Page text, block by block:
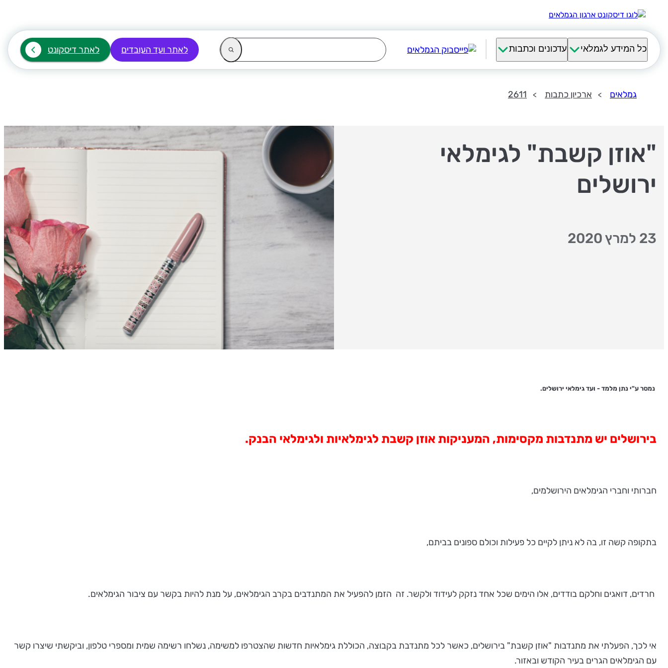
כל המידע לגמלאי עדכונים וכתבות לאתר ועד העובדים לאתר דיסקונט
גמלאים ארכיון כתבות 2611
"אוזן קשבת" לגימלאי
ירושלים
23 למרץ 2020
נמסר ע"י נתן מלמד - ועד גימלאי ירושלים.
בירושלים יש מתנדבות מקסימות, המעניקות אוזן קשבת לגימלאיות ולגימלאי הבנק.
חברותי וחברי הגימלאים הירושלמים,
בתקופה קשה זו, בה לא ניתן לקיים כל פעילות וכולם ספונים בביתם,
חרדים, דואגים וחלקם בודדים, אלו הימים שכל אחד נזקק לעידוד ולקשר. זה הזמן להפעיל את המתנדבים בקרב הגימלאים, על מנת להיות בקשר עם ציבור הגימלאים.
אי לכך, הפעלתי את מתנדבות "אוזן קשבת" בירושלים, כאשר לכל מתנדבת בקבוצה, הכוללת גימלאיות חדשות שהצטרפו למשימה, נשלחו רשימה שמית ומספרי טלפון, וביקשתי שיצרו קשר
עם הגימלאים הגרים בעיר הקודש ובאזור.